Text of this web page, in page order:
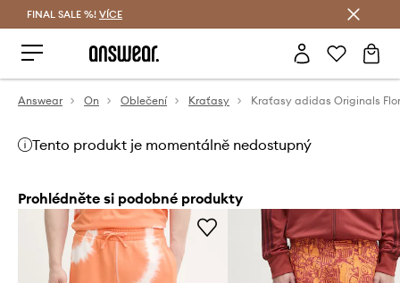
FINAL SALE %! VÍCE
Answear On Oblečení Kraťasy
Tento produkt je momentálně nedostupný
Prohlédněte si podobné produkty